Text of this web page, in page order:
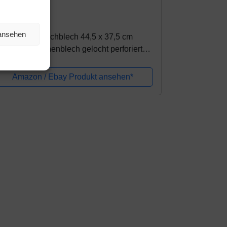
Lochblech 44,5 x 37,5 cm
Kuchenblech gelocht perforiert
Amazon / Ebay Produkt ansehen*